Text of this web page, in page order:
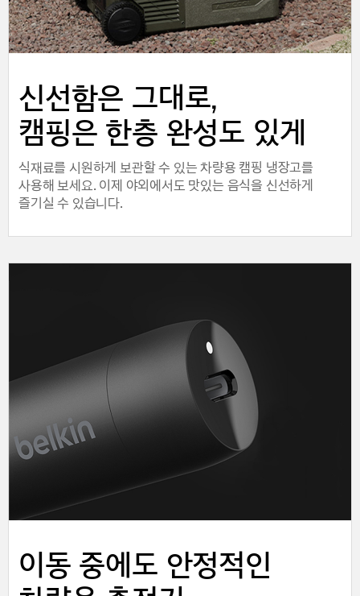
신선함은 그대로,
캠핑은 한층 완성도 있게
식재료를 시원하게 보관할 수 있는 차량용 캠핑 냉장고를
사용해 보세요. 이제 야외에서도 맛있는 음식을 신선하게
즐기실 수 있습니다.
이동 중에도 안정적인